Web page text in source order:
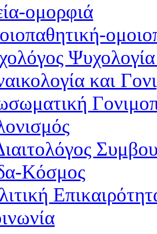
ομορφιά
και
Κόσμος